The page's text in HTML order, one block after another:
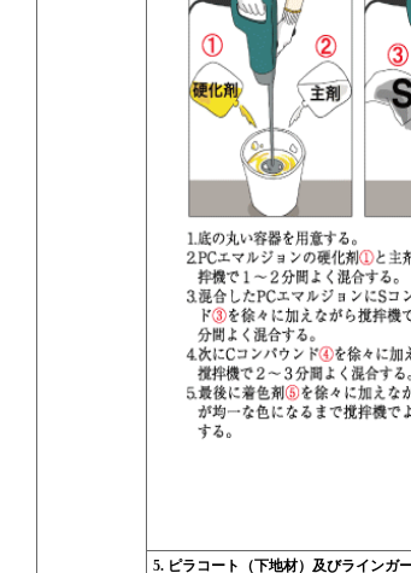
5. ピラコート（下地材）及びラインガ